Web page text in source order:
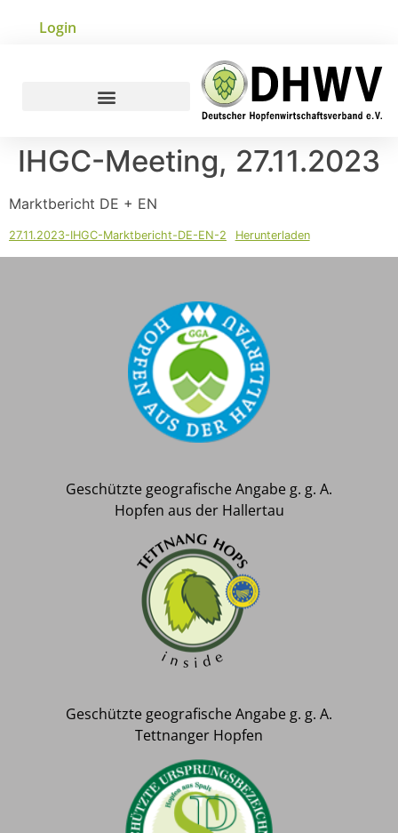
Login
IHGC-Meeting, 27.11.2023
Marktbericht DE + EN
27.11.2023-IHGC-Marktbericht-DE-EN-2 Herunterladen
Geschützte geografische Angabe g. g. A.
Hopfen aus der Hallertau
Geschützte geografische Angabe g. g. A.
Tettnanger Hopfen